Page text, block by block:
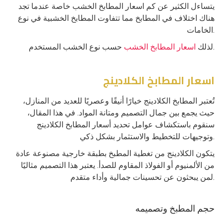
يتساءل الكثير عن كم اسعار المطابخ الخشب خاصة عندما تجد
هناك اختلاف في المطابخ مما تتفاوت المطابخ الخشبية في نوع
الخامات.
لذلك اسعار المطابخ الخشب حسب نوع الخشب المستخدم.
اسعار المطابخ الكلادينج
تُعتبر المطابخ الكلادينج خيارًا أنيقًا وعصريًا للعديد من المنازل،
حيث يجمع بين جمال التصميم ومتانة المواد. في هذا المقال،
سنقوم باستكشاف عوامل تحديد أسعار المطابخ الكلادينج
وتوجيهات للتخطيط والاستثمار بشكل ذكي.
يتكون الكلادينج من تغطية المطبخ بطبقة خارجية مصنوعة عادة
من الألمنيوم أو الفولاذ المقاوم للصدأ. يعتبر هذا التصميم مثاليًا
لمن يبحثون عن تحسينات جمالية وأداء متقدم.
حجم المطبخ وتصميمه